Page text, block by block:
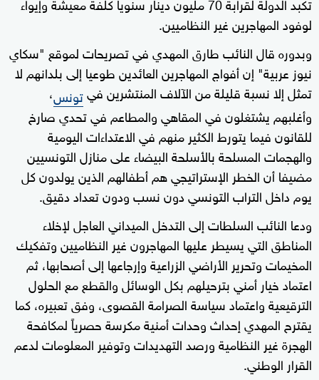
لوفود المهاجرين غير النظاميين.
وبدوره قال النائب طارق المهدي في تصريحات لموقع "سكاي
نيوز عربية" إن أفواج المهاجرين العائدين طوعيا إلى بلدانهم لا
تمثل إلا نسبة قليلة من الآلاف المنتشرين فيتونس،
وأغلبهم يشتغلون في المقاهي والمطاعم في تحدي صارخ
للقانون فيما يتورط الكثير منهم في الاعتداءات اليومية
والهجمات المسلحة بالأسلحة البيضاء على منازل التونسيين
مضيفا أن الخطر الإستراتيجي هم أطفالهم الذين يولدون كل
يوم داخل التراب التونسي دون نسب ودون تعداد دقيق.
ودعا النائب السلطات إلى التدخل الميداني العاجل لإخلاء
المناطق التي يسيطر عليها المهاجرون غير النظاميين وتفكيك
المخيمات وتحرير الأراضي الزراعية وإرجاعها إلى أصحابها، ثم
اعتماد خيار أمني بترحيلهم بكل الوسائل والقطع مع الحلول
الترقيعية واعتماد سياسة الصرامة القصوى، وفق تعبيره، كما
يقترح المهدي إحداث وحدات أمنية مكرسة حصرياً لمكافحة
الهجرة غير النظامية ورصد التهديدات وتوفير المعلومات لدعم
القرار الوطني.